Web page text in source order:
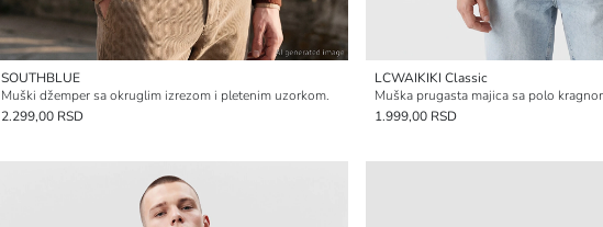
SOUTHBLUE
Muški džemper sa okruglim izrezom i pletenim uzorkom.
2.299,00 RSD
LCWAIKIKI Classic
Muška prugasta majica sa polo
1.999,00 RSD